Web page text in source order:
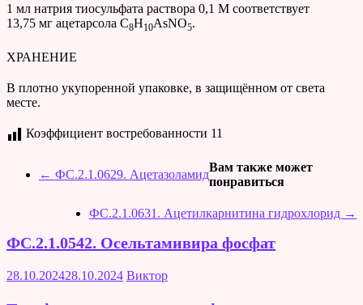
1 мл натрия тиосульфата раствора 0,1 М соответствует
13,75 мг ацетарсола C8H10AsNO5.
ХРАНЕНИЕ
В плотно укупоренной упаковке, в защищённом от света
месте.
Коэффициент востребованности 11
← ФС.2.1.0629. Ацетазоламид
ФС.2.1.0631. Ацетилкарнитина гидрохлорид →
Вам также может
понравиться
ФС.2.1.0542. Осельтамивира фосфат
28.10.202428.10.2024 Виктор